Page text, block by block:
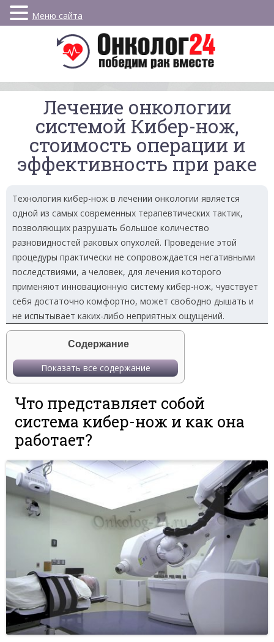
Лечение онкологии
системой Кибер-нож,
стоимость операции и
эффективность при раке
Технология кибер-нож в лечении онкологии является
одной из самых современных терапевтических тактик,
позволяющих разрушать большое количество
разновидностей раковых опухолей. Проведение этой
процедуры практически не сопровождается негативными
последствиями, а человек, для лечения которого
применяют инновационную систему кибер-нож, чувствует
себя достаточно комфортно, может свободно дышать и
не испытывает каких-либо неприятных ощущений.
Содержание
Показать все содержание
Что представляет собой
система кибер-нож и как она
работает?
Меню сайта